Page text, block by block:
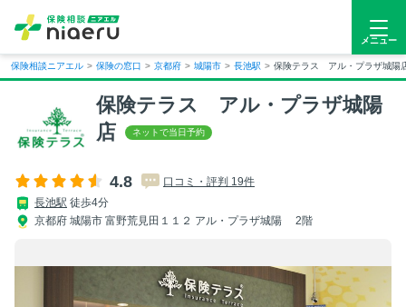
メニュー
保険相談ニアエル > 保険の窓口 > 京都府 > 城陽市 > 長池駅 > 保険テラス アル・プラザ城陽
保険テラス アル・プラザ城陽
店
4.8
口コミ・評判 19件
長池駅 徒歩4分
京都府 城陽市 富野荒見田１１２ アル・プラザ城陽 2階